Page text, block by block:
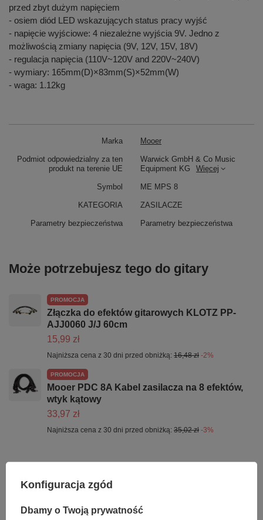
przed zbyt dużym napięciem
- osiem diód LED wskazujących status pracy wyjść
- napięcie wyjściowe: 4 niezależne wyjścia 9V. Jedno z
możliwością zmiany napięcia (9V, 12V, 15V, 18V)
- regulacja napięcia (110V~120V and 220V~240V)
- wymiary: 165mm(D)×83mm(S)×52mm(W)
- waga: 1.12kg
Marka Mooer
Podmiot odpowiedzialny za ten
produkt na terenie UE
Warwick GmbH & Co Music
Equipment KG
Więcej
Symbol ME MPS 8
KATEGORIA ZASILACZE
Parametry bezpieczeństwa Parametry bezpieczeństwa
Może potrzebujesz tego do gitary
PROMOCJA
Złączka do efektów gitarowych KLOTZ PP-
AJJ0060 J/J 60cm
15,99 zł
Najniższa cena z 30 dni przed obniżką: 16,48 zł -2%
PROMOCJA
Mooer PDC 8A Kabel zasilacza na 8 efektów,
wtyk kątowy
33,97 zł
Najniższa cena z 30 dni przed obniżką: 35,02 zł -3%
Ciekawostki do gitary
Konfiguracja zgód
Dbamy o Twoją prywatność